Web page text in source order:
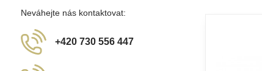
Neváhejte nás kontaktovat:
+420 730 556 447